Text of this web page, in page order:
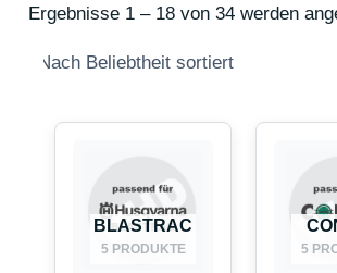
Ergebnisse 1 – 18 von 34 werden
BLASTRAC
5 PRODUKTE 5